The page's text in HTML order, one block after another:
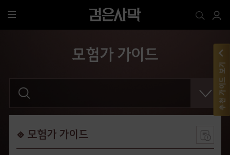
전
모험가 가이드
를
입
모험가 가이드
추천 가이드 보기